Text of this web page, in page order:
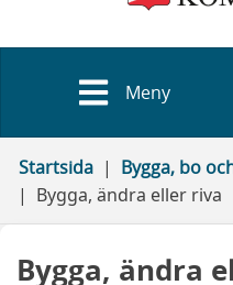
Meny
Startsida
Bygga, bo
Bygga, ändra eller riva
Bygga, ändra